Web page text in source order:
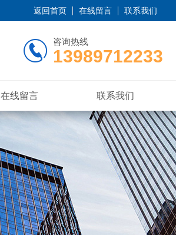
返回首页 在线留言 联系我们
咨询热线
13989712233
在线留言 联系我们